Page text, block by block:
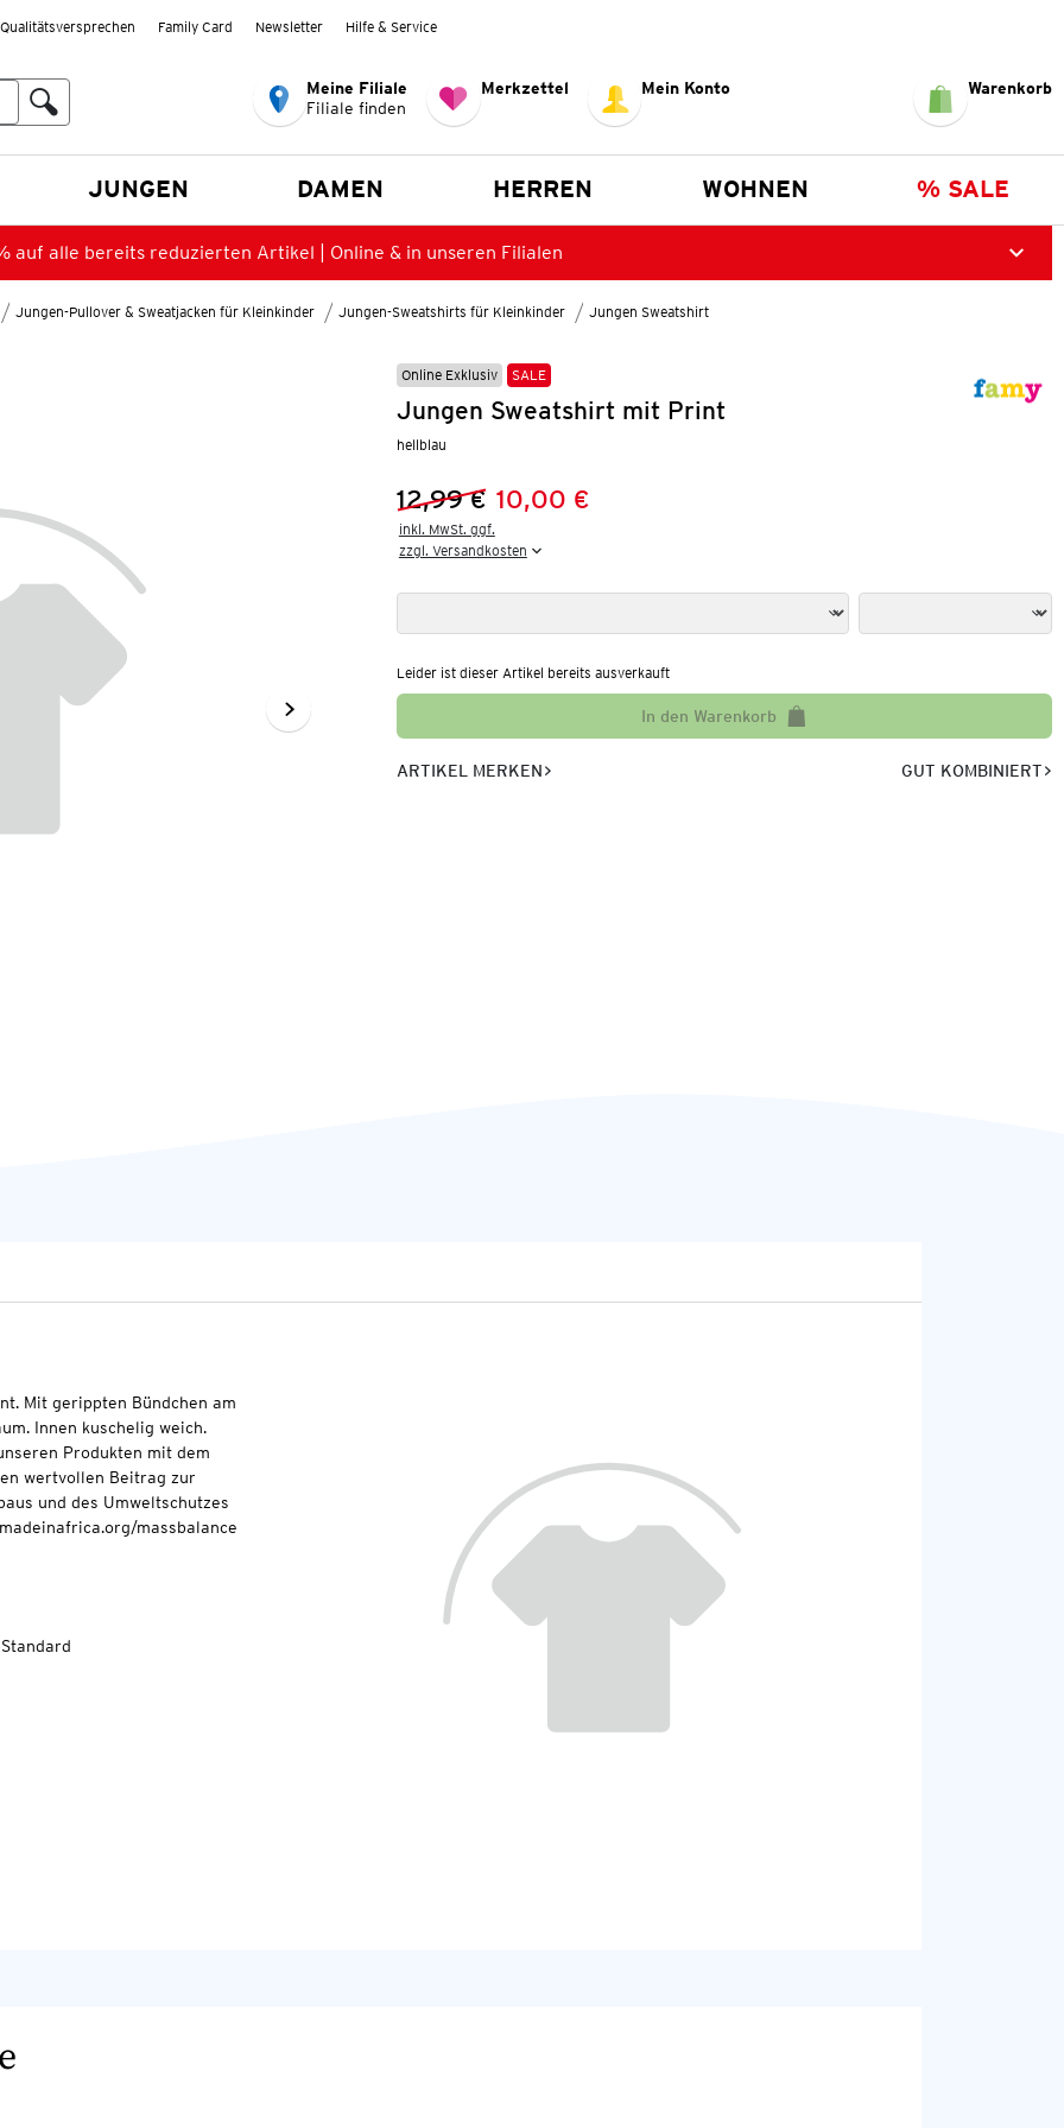
Qualitätsversprechen Family Card Newsletter Hilfe & Service
Meine Filiale
Filiale finden
Merkzettel Mein Konto Warenkorb
JUNGEN DAMEN HERREN WOHNEN % SALE
auf alle bereits reduzierten Artikel | Online & in unseren Filialen
Jungen-Pullover & Sweatjacken für Kleinkinder Jungen-Sweatshirts für Kleinkinder Jungen Sweatshirt
Online Exklusiv SALE
Jungen Sweatshirt mit Print
hellblau
Vorheriger Preis:
12,99 €
Neuer Preis:10,00 €
inkl. MwSt. ggf.
zzgl. Versandkosten
Leider ist dieser Artikel bereits ausverkauft
In den Warenkorb
ARTIKEL MERKEN GUT KOMBINIERT
Mit gerippten Bündchen am
Innen kuschelig weich.
Produkten mit dem
wertvollen Beitrag zur
und des Umweltschutzes
massbalance